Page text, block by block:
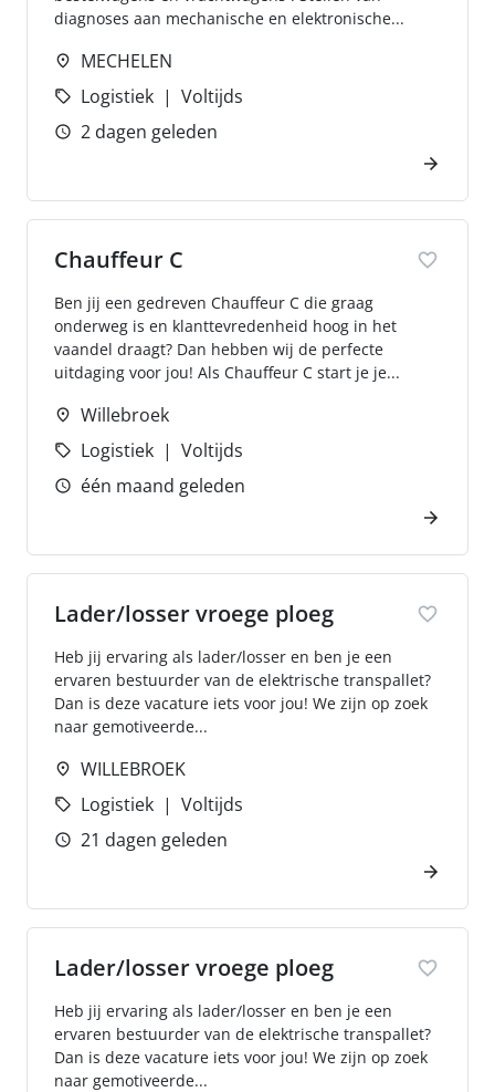
diagnoses aan mechanische en elektronische...
MECHELEN
Logistiek
Voltijds
2 dagen geleden
Chauffeur C
Ben jij een gedreven Chauffeur C die graag
onderweg is en klanttevredenheid hoog in het
vaandel draagt? Dan hebben wij de perfecte
uitdaging voor jou! Als Chauffeur C start je je...
Willebroek
Logistiek
Voltijds
één maand geleden
Lader/losser vroege ploeg
Heb jij ervaring als lader/losser en ben je een
ervaren bestuurder van de elektrische transpallet?
Dan is deze vacature iets voor jou! We zijn op zoek
naar gemotiveerde...
WILLEBROEK
Logistiek
Voltijds
21 dagen geleden
Lader/losser vroege ploeg
Heb jij ervaring als lader/losser en ben je een
ervaren bestuurder van de elektrische transpallet?
Dan is deze vacature iets voor jou! We zijn op zoek
naar gemotiveerde...